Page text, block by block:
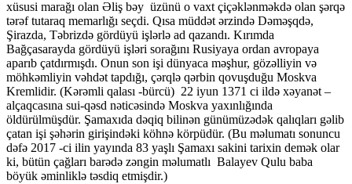
xüsusi marağı olan Əliş bəy üzünü o vaxt çiçəklənməkdə olan şərqə
tərəf tutaraq memarlığı seçdi. Qısa müddət ərzində Dəməşqdə,
Şirazda, Təbrizdə gördüyü işlərlə ad qazandı. Kırımda
Bağçasarayda gördüyü işləri sorağını Rusiyaya ordan avropaya
aparıb çatdırmışdı. Onun son işi dünyaca məşhur, gözəlliyin və
möhkəmliyin vəhdət tapdığı, çərqlə qərbin qovuşduğu Moskva
Kremlidir. (Kərəmli qalası -bürcü) 22 iyun 1371 ci ildə xəyanət –
alçaqcasına sui-qəsd nəticəsində Moskva yaxınlığında
öldürülmüşdür. Şamaxıda dəqiq bilinən günümüzədək qalıqları gəlib
çatan işi şəhərin girişindəki köhnə körpüdür. (Bu məlumatı sonuncu
dəfə 2017 -ci ilin yayında 83 yaşlı Şamaxı sakini tarixin demək olar
ki, bütün çağları barədə zəngin məlumatlı Balayev Qulu baba
böyük əminliklə təsdiq etmişdir.)